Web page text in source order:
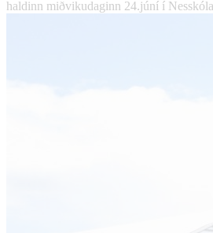
haldinn miðvikudaginn 24.júní í